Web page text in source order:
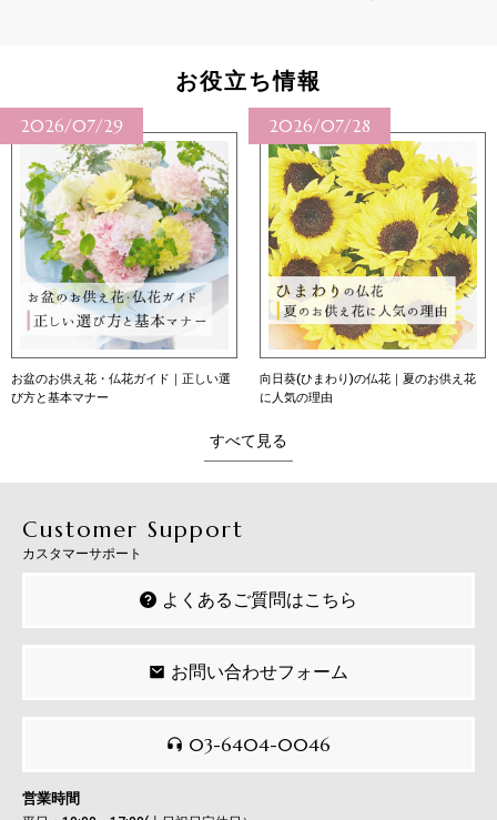
お役立ち情報
2026/07/29
お盆のお供え花・仏花ガイド｜正しい選
び方と基本マナー
2026/07/28
向日葵(ひまわり)の仏花｜夏のお供え花
に人気の理由
すべて見る
Customer Support
カスタマーサポート
よくあるご質問はこちら
お問い合わせフォーム
03-6404-0046
営業時間